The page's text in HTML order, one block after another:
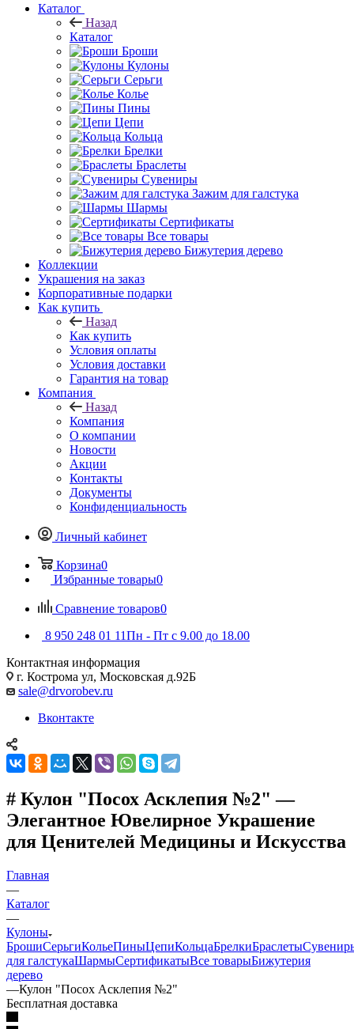
Каталог
Назад
Каталог
Броши
Кулоны
Серьги
Колье
Пины
Цепи
Кольца
Брелки
Браслеты
Сувениры
Зажим для галстука
Шармы
Сертификаты
Все товары
Бижутерия дерево
Коллекции
Украшения на заказ
Корпоративные подарки
Как купить
Назад
Как купить
Условия оплаты
Условия доставки
Гарантия на товар
Компания
Назад
Компания
О компании
Новости
Акции
Контакты
Документы
Конфиденциальность
Личный кабинет
Корзина0
Избранные товары0
Сравнение товаров0
8 950 248 01 11Пн - Пт с 9.00 до 18.00
Контактная информация
г. Кострома ул, Московская д.92Б
sale@drvorobev.ru
Вконтакте
# Кулон "Посох Асклепия №2" —
Элегантное Ювелирное Украшение
для Ценителей Медицины и Искусства
Главная
—
Каталог
—
Кулоны
БрошиСерьгиКольеПиныЦепиКольцаБрелкиБраслеты
для галстукаШармыСертификатыВсе товарыБижутерия
дерево
—Кулон "Посох Асклепия №2"
Бесплатная доставка